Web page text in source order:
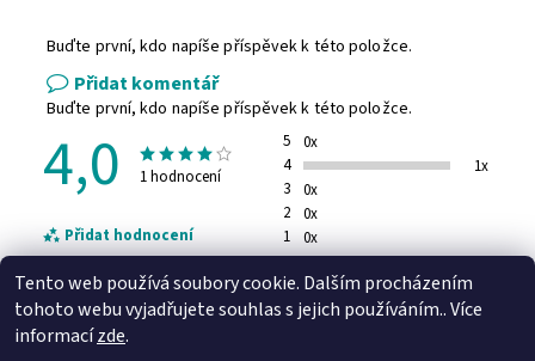
Buďte první, kdo napíše příspěvek k této položce.
Přidat komentář
Buďte první, kdo napíše příspěvek k této položce.
4,0 1 hodnocení
Přidat hodnocení
5
0x
4
1x
3
0x
2
0x
1
0x
Tento web používá soubory cookie. Dalším procházením
tohoto webu vyjadřujete souhlas s jejich používáním.. Více
informacízde.